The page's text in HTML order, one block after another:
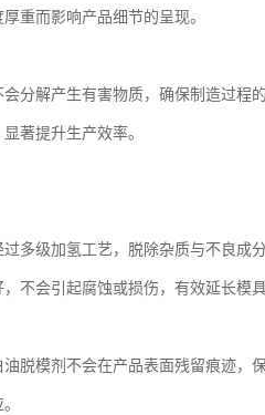
重而影响产品细节的呈现。
分解产生有害物质，确保制造过程的
著提升生产效率。
多级加氢工艺，脱除杂质与不良成分
不会引起腐蚀或损伤，有效延长模具
脱模剂不会在产品表面残留痕迹，